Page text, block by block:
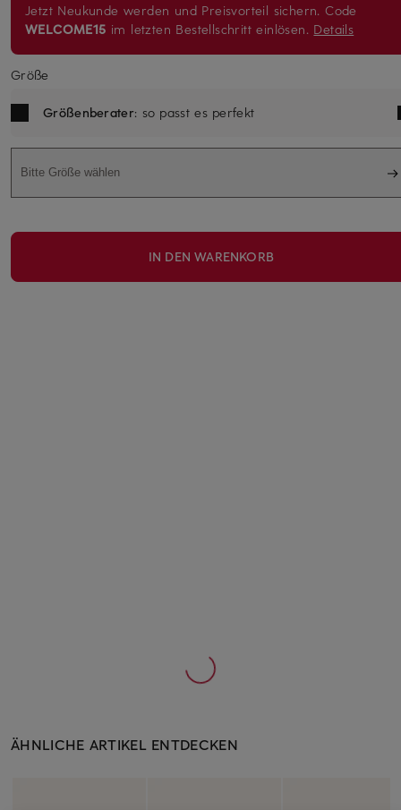
Jetzt Neukunde werden und Preisvorteil sichern. Code
WELCOME15 im letzten Bestellschritt einlösen. Details
Größe
Größenberater: so passt es perfekt
Bitte Größe wählen
IN DEN WARENKORB
ÄHNLICHE ARTIKEL ENTDECKEN